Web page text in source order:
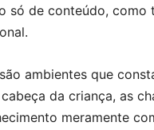
só de conteúdo, como
ambientes que
da criança, as
meramente